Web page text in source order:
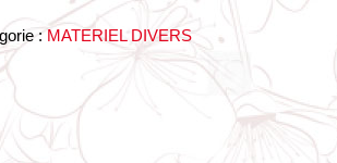
:MATERIEL DIVERS